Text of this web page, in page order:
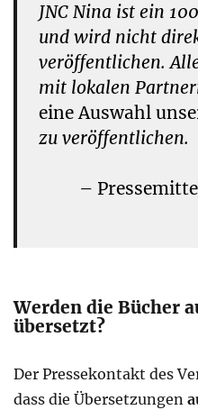
JNC Nina ist ein
und wird nicht
veröffentlichen.
mit lokalen
eine Auswahl
zu veröffentlichen.
–
Werden die Bücher
übersetzt?
Der Pressekontakt des
dass die Übersetzungen